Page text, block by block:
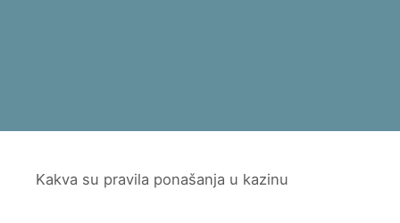
Kakva su pravila ponašanja u kazinu